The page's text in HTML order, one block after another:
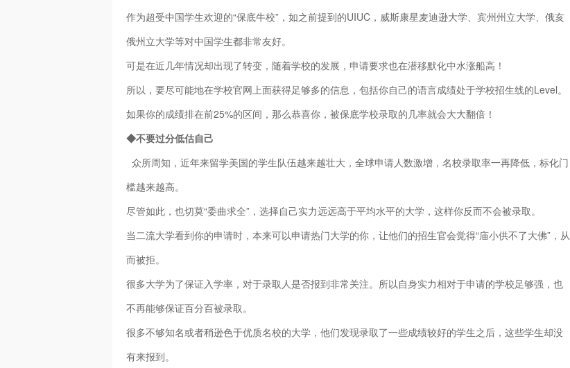
作为超受中国学生欢迎的“保底牛校”，如之前提到的UIUC，威斯康星麦迪逊大学、宾州州立大学、俄亥
俄州立大学等对中国学生都非常友好。
可是在近几年情况却出现了转变，随着学校的发展，申请要求也在潜移默化中水涨船高！
所以，要尽可能地在学校官网上面获得足够多的信息，包括你自己的语言成绩处于学校招生线的Level。
如果你的成绩排在前25%的区间，那么恭喜你，被保底学校录取的几率就会大大翻倍！
◆不要过分低估自己
众所周知，近年来留学美国的学生队伍越来越壮大，全球申请人数激增，名校录取率一再降低，标化门
槛越来越高。
尽管如此，也切莫“委曲求全”，选择自己实力远远高于平均水平的大学，这样你反而不会被录取。
当二流大学看到你的申请时，本来可以申请热门大学的你，让他们的招生官会觉得“庙小供不了大佛”，从
而被拒。
很多大学为了保证入学率，对于录取人是否报到非常关注。所以自身实力相对于申请的学校足够强，也
不再能够保证百分百被录取。
很多不够知名或者稍逊色于优质名校的大学，他们发现录取了一些成绩较好的学生之后，这些学生却没
有来报到。